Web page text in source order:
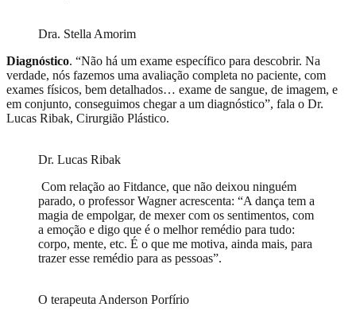
Dra. Stella Amorim
Diagnóstico. “Não há um exame específico para descobrir. Na
verdade, nós fazemos uma avaliação completa no paciente, com
exames físicos, bem detalhados… exame de sangue, de imagem, e
em conjunto, conseguimos chegar a um diagnóstico”, fala o Dr.
Lucas Ribak, Cirurgião Plástico.
Dr. Lucas Ribak
Com relação ao Fitdance, que não deixou ninguém
parado, o professor Wagner acrescenta: “A dança tem a
magia de empolgar, de mexer com os sentimentos, com
a emoção e digo que é o melhor remédio para tudo:
corpo, mente, etc. É o que me motiva, ainda mais, para
trazer esse remédio para as pessoas”.
O terapeuta Anderson Porfírio